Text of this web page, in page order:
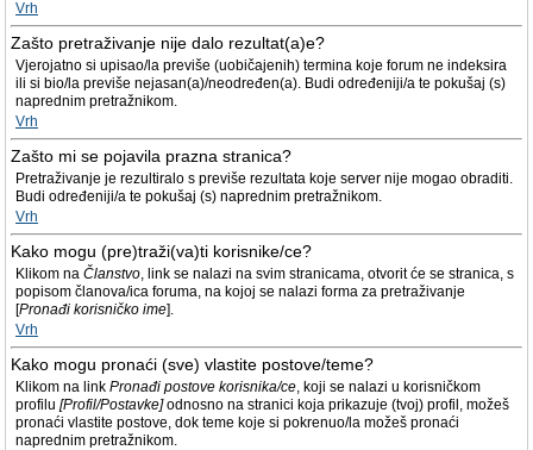
Vrh
Zašto pretraživanje nije dalo rezultat(a)e?
Vjerojatno si upisao/la previše (uobičajenih) termina koje forum ne indeksira
ili si bio/la previše nejasan(a)/neodređen(a). Budi određeniji/a te pokušaj (s)
naprednim pretražnikom.
Vrh
Zašto mi se pojavila prazna stranica?
Pretraživanje je rezultiralo s previše rezultata koje server nije mogao obraditi.
Budi određeniji/a te pokušaj (s) naprednim pretražnikom.
Vrh
Kako mogu (pre)traži(va)ti korisnike/ce?
Klikom na Članstvo, link se nalazi na svim stranicama, otvorit će se stranica, s
popisom članova/ica foruma, na kojoj se nalazi forma za pretraživanje
[Pronađi korisničko ime].
Vrh
Kako mogu pronaći (sve) vlastite postove/teme?
Klikom na link Pronađi postove korisnika/ce, koji se nalazi u korisničkom
profilu [Profil/Postavke]odnosno na stranici koja prikazuje (tvoj) profil, možeš
pronaći vlastite postove, dok teme koje si pokrenuo/la možeš pronaći
naprednim pretražnikom.